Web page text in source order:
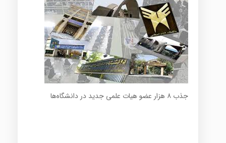
جذب ۸ هزار عضو هیات علمی جدید در دانشگاه‌ها